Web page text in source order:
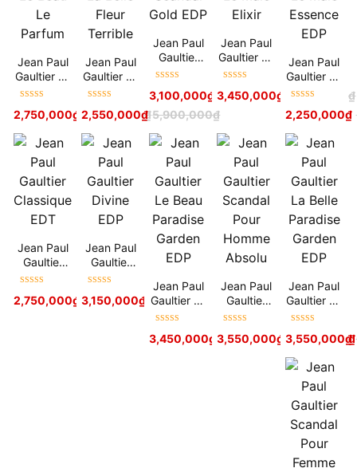
Jean Paul
Gaultier Le
Beau Le
hạng5sao 5,900,000₫
2,750,000₫
Jean Paul
Gaultier La
Belle Fleur
hạng5sao 5,900,000₫
2,550,000₫
Jean Paul
Gaultier
Scandal
hạng5sao 6,900,000₫
3,100,000₫
Jean Paul
Gaultier Le
Male Elixir
hạng5sao 5,900,000₫
3,450,000₫
Jean Paul
Gaultier Le
Male
EDP
hạng5sao
2,250,000₫
Jean Paul
Gaultier
Classique
hạng5sao 5,900,000 ₫
2,750,000₫
Jean Paul
Gaultier
Divine EDP
hạng5sao 5,900,000
3,150,000₫
Jean Paul
Gaultier Le
Beau
Garden
hạng5sao 5,900,000 ₫
3,450,000₫
Jean Paul
Gaultier
Scandal
Homme
hạng5sao
3,550,000₫ –4,100,000₫
Jean Paul
Gaultier La
Belle
Garden
hạng5sao
3,550,000₫